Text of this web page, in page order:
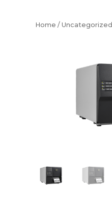
Home / Uncategorized